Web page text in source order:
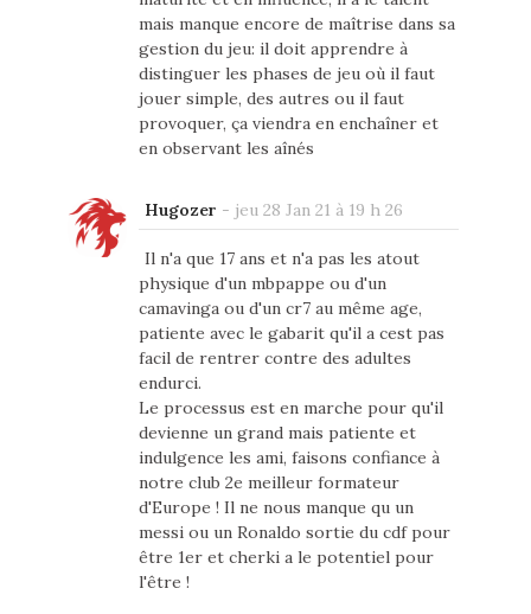
mais manque encore de maîtrise dans sa
gestion du jeu: il doit apprendre à
distinguer les phases de jeu où il faut
jouer simple, des autres ou il faut
provoquer, ça viendra en enchaîner et
en observant les aînés
Hugozer - jeu 28 Jan 21 à 19 h 26
Il n'a que 17 ans et n'a pas les atout
physique d'un mbpappe ou d'un
camavinga ou d'un cr7 au même age,
patiente avec le gabarit qu'il a cest pas
facil de rentrer contre des adultes
endurci.
Le processus est en marche pour qu'il
devienne un grand mais patiente et
indulgence les ami, faisons confiance à
notre club 2e meilleur formateur
d'Europe ! Il ne nous manque qu un
messi ou un Ronaldo sortie du cdf pour
être 1er et cherki a le potentiel pour
l'être !